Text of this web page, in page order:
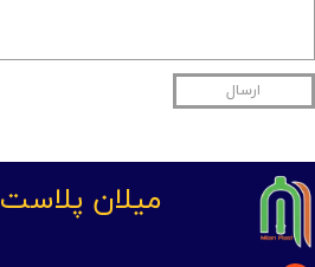
ارسال
میلان پلاست